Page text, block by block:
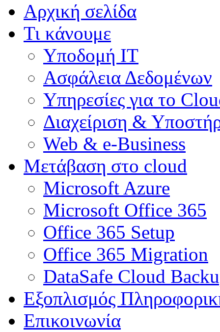
Αρχική σελίδα
Τι κάνουμε
Υποδομή ΙΤ
Ασφάλεια Δεδομένων
Υπηρεσίες για το
Διαχείριση &
Web & e-Business
Μετάβαση στο cloud
Microsoft Azure
Microsoft Office 365
Office 365 Setup
Office 365 Migration
DataSafe Cloud
Εξοπλισμός
Επικοινωνία